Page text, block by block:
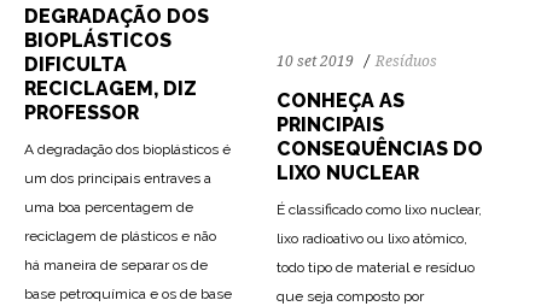
DEGRADAÇÃO DOS
BIOPLÁSTICOS
DIFICULTA
RECICLAGEM, DIZ
PROFESSOR
A degradação dos bioplásticos é
um dos principais entraves a
uma boa percentagem de
reciclagem de plásticos e não
há maneira de separar os de
base petroquímica e os de base
10 set 2019 Resíduos
CONHEÇA AS
PRINCIPAIS
CONSEQUÊNCIAS DO
LIXO NUCLEAR
É classificado como lixo nuclear,
lixo radioativo ou lixo atômico,
todo tipo de material e resíduo
que seja composto por